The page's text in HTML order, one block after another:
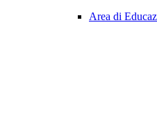
Area di